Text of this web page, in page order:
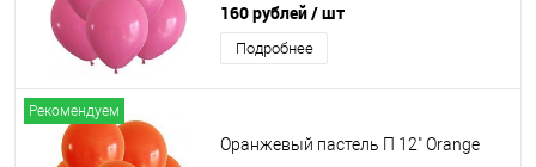
160 рублей/ шт
Подробнее
Рекомендуем
Оранжевый пастель П 12" Orange